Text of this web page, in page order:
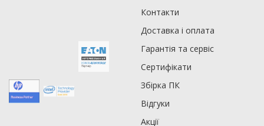
Контакти
Доставка і оплата
Гарантія та сервіс
Сертифікати
Збірка ПК
Відгуки
Акції